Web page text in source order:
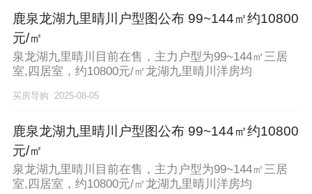
鹿泉龙湖九里晴川户型图公布 99~144㎡约10800
元/㎡
泉龙湖九里晴川目前在售，主力户型为99~144㎡三居
室,四居室，约10800元/㎡龙湖九里晴川洋房均
买房导购 2025-08-05
鹿泉龙湖九里晴川户型图公布 99~144㎡约10800
元/㎡
泉龙湖九里晴川目前在售，主力户型为99~144㎡三居
室,四居室，约10800元/㎡龙湖九里晴川洋房均